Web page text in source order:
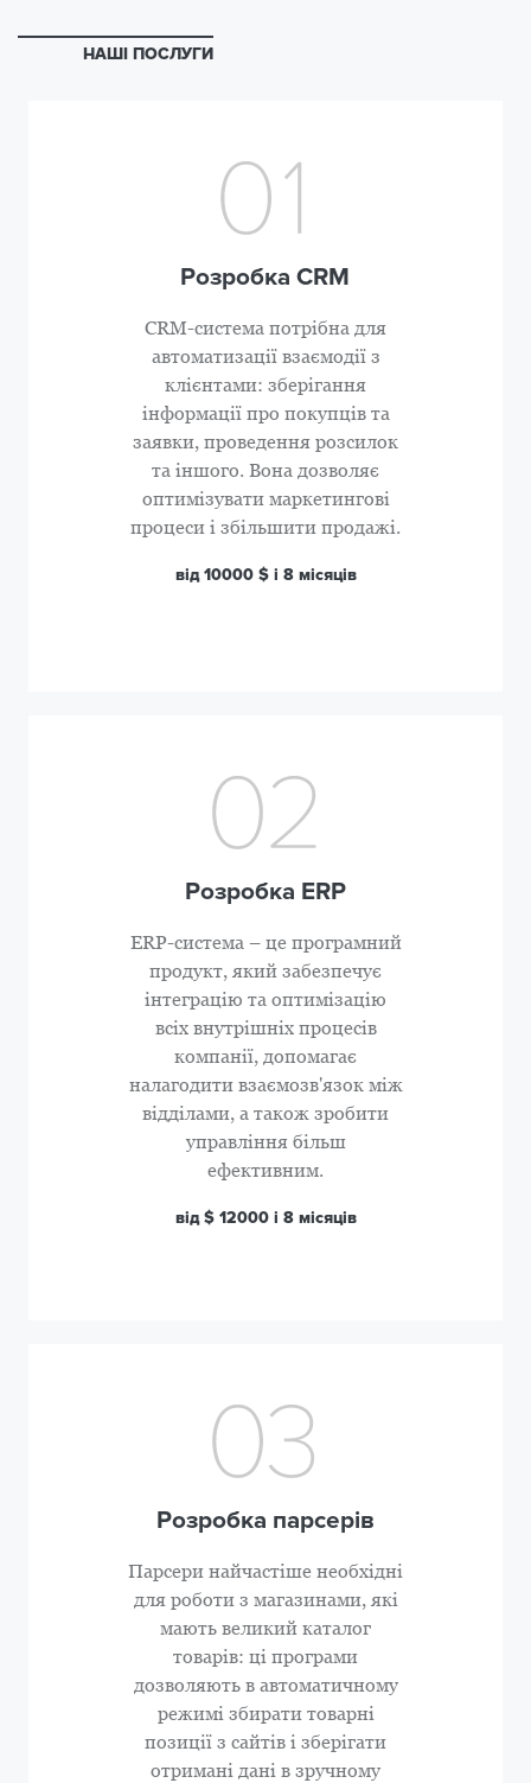
НАШІ ПОСЛУГИ
Розробка CRM
CRM-система потрібна для
автоматизації взаємодії з
клієнтами: зберігання
інформації про покупців та
заявки, проведення розсилок
та іншого. Вона дозволяє
оптимізувати маркетингові
процеси і збільшити продажі.
від 10000 $ і 8 місяців
Розробка ERP
ERP-система – це програмний
продукт, який забезпечує
інтеграцію та оптимізацію
всіх внутрішніх процесів
компанії, допомагає
налагодити взаємозв'язок між
відділами, а також зробити
управління більш
ефективним.
від $ 12000 і 8 місяців
Розробка парсерів
Парсери найчастіше необхідні
для роботи з магазинами, які
мають великий каталог
товарів: ці програми
дозволяють в автоматичному
режимі збирати товарні
позиції з сайтів і зберігати
отримані дані в зручному